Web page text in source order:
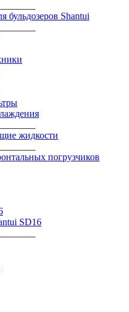
бульдозеров Shantui
жидкости
погрузчиков
SD16